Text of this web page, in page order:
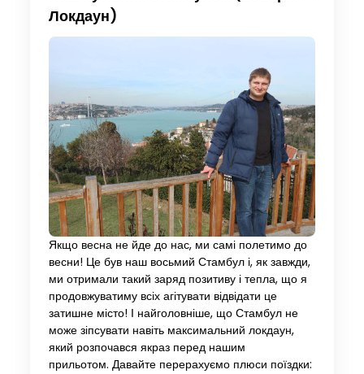
Локдаун)
Якщо весна не йде до нас, ми самі полетимо до
весни! Це був наш восьмий Стамбул і, як завжди,
ми отримали такий заряд позитиву і тепла, що я
продовжуватиму всіх агітувати відвідати це
затишне місто! І найголовніше, що Стамбул не
може зіпсувати навіть максимальний локдаун,
який розпочався якраз перед нашим
прильотом. Давайте перерахуємо плюси поїздки: